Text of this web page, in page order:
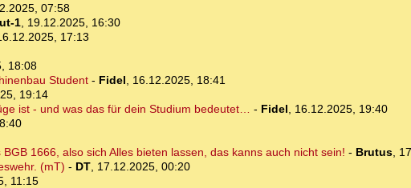
07:58
1, 19.12.2025, 16:30
17:13
18:08
Student- Fidel, 16.12.2025, 18:41
19:14
ist - und was das für dein Studium bedeutet… - Fidel, 16.12.2025, 19:40
1666, also sich Alles bieten lassen, das kanns auch nicht sein! - Brutus,
(mT) - DT, 17.12.2025, 00:20
11:15